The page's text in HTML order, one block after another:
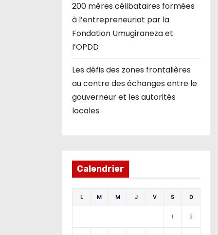
200 mères célibataires formées
à l’entrepreneuriat par la
Fondation Umugiraneza et
l’OPDD
Les défis des zones frontalières
au centre des échanges entre le
gouverneur et les autorités
locales
Calendrier
L M M J V S D
1 2